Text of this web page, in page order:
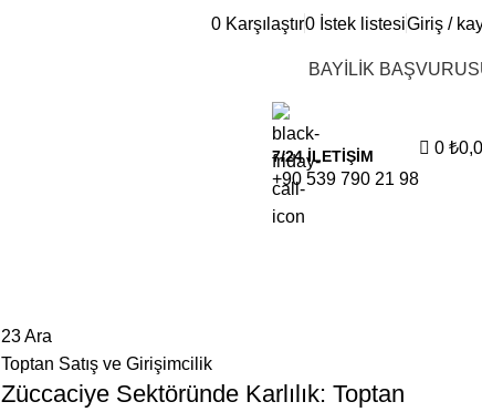
0 Karşılaştır0 İstek listesiGiriş /
BAYİLİK
7/24 İLETİŞİM
+90 539 790 21 98
0 ₺
23Ara
Toptan Satış ve Girişimcilik
Züccaciye Sektöründe Karlılık: Toptan